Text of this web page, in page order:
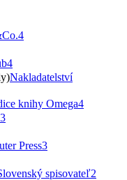
4
4
Nakladatelství
knihy Omega4
3
Press3
spisovateľ2